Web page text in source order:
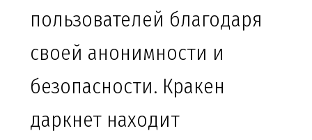
пользователей благодаря
своей анонимности и
безопасности. Кракен
даркнет находит